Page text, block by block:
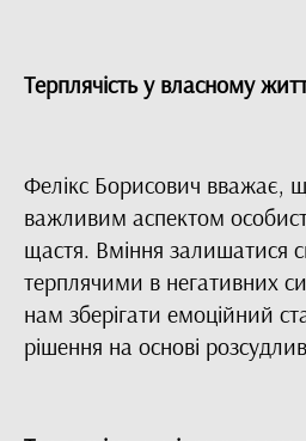
Терплячість у власному
Фелікс Борисович вважає,
важливим аспектом
щастя. Вміння залишатися
терплячими в негативних
нам зберігати емоційний
рішення на основі